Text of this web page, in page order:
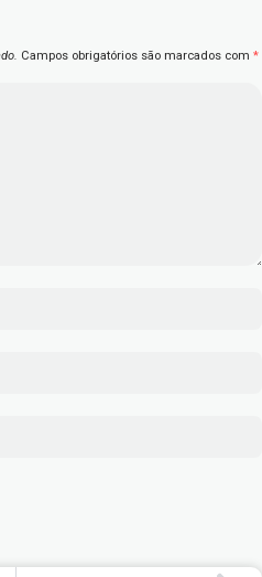
Campos obrigatórios são marcados com *